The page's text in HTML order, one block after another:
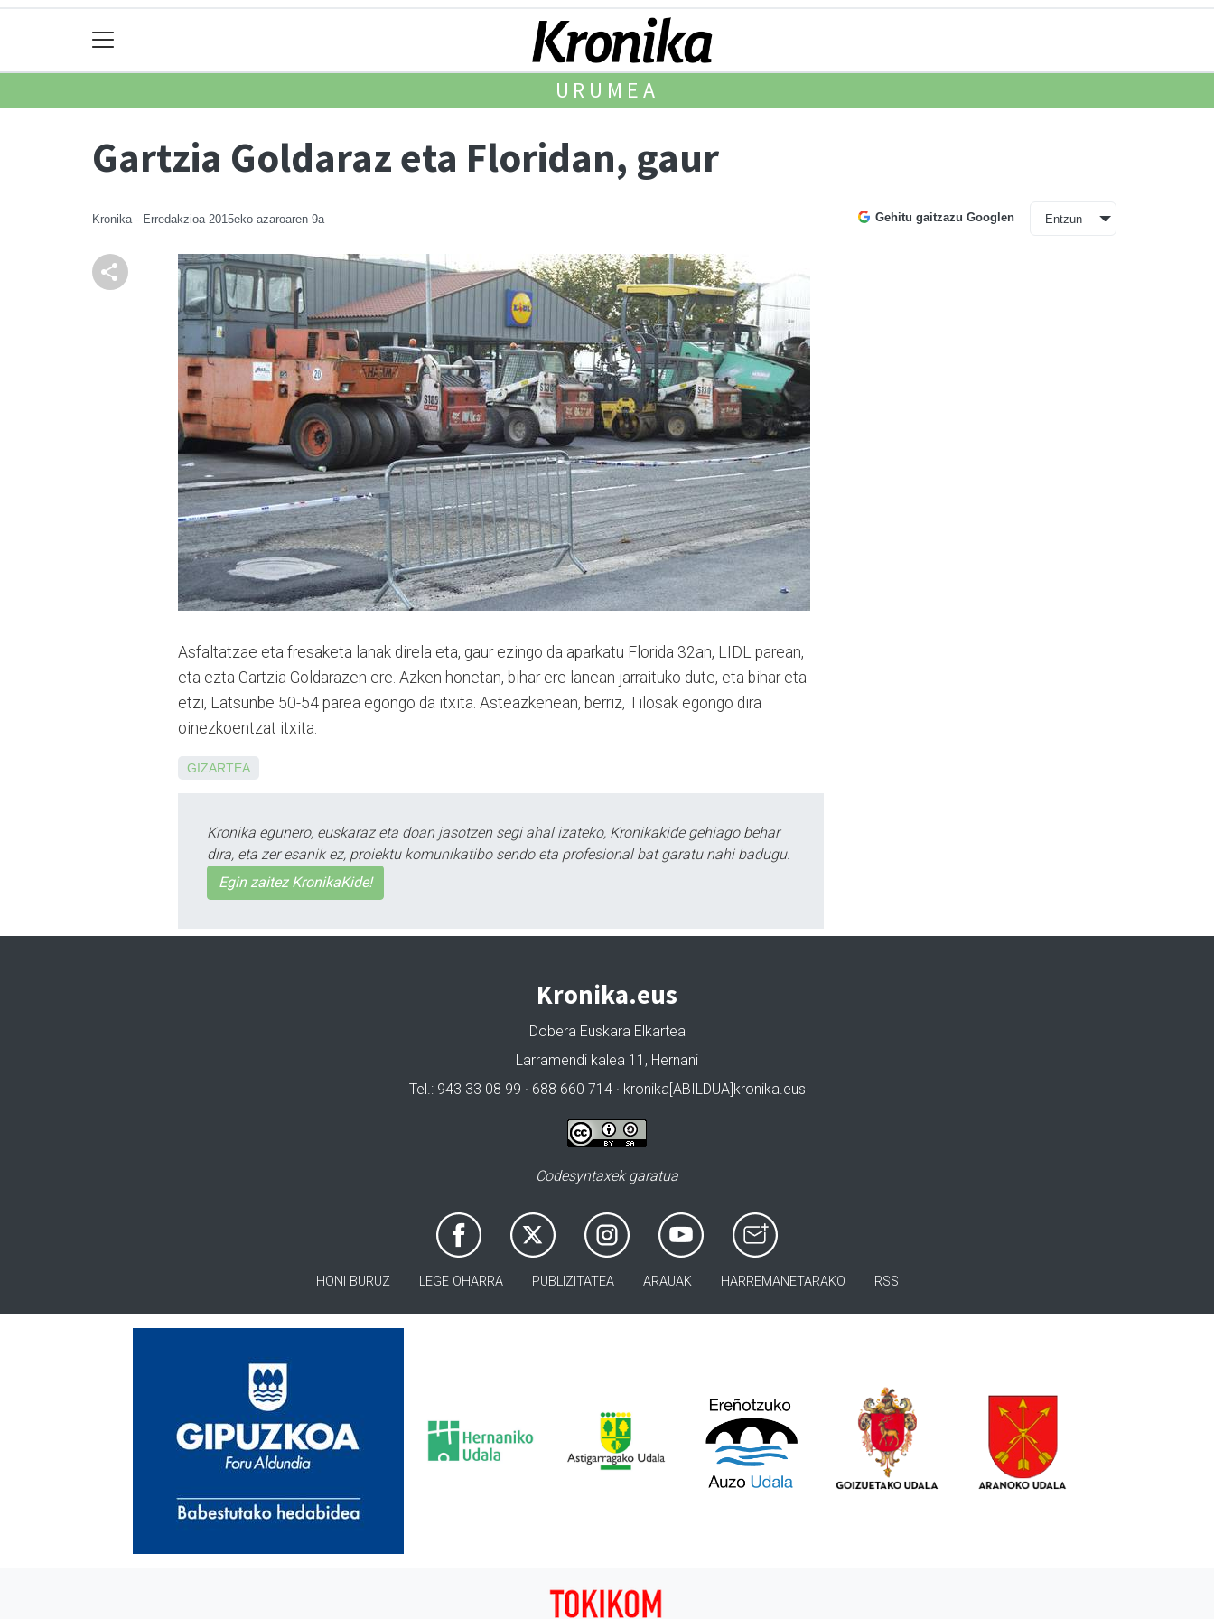
URUMEA
Gartzia Goldaraz eta Floridan, gaur
Kronika - Erredakzioa 2015eko azaroaren 9a Gehitu gaitzazu Googlen Entzun
Asfaltatzae eta fresaketa lanak direla eta, gaur ezingo da aparkatu Florida 32an, LIDL parean,
eta ezta Gartzia Goldarazen ere. Azken honetan, bihar ere lanean jarraituko dute, eta bi­har eta
etzi, Latsunbe 50-54 parea egongo da itxita. Asteaz­kenean, berriz, Tilosak egongo dira
oinezkoentzat itxita.
GIZARTEA
Kronika egunero, euskaraz eta doan jasotzen segi ahal izateko, Kronikakide gehiago behar
dira, eta zer esanik ez, proiektu komunikatibo sendo eta profesional bat garatu nahi badugu.
Egin zaitez KronikaKide!
Kronika.eus
Dobera Euskara Elkartea
Larramendi kalea 11, Hernani
Tel.: 943 33 08 99 · 688 660 714 · kronika[ABILDUA]kronika.eus
Codesyntaxek garatua
HONI BURUZ LEGE OHARRA PUBLIZITATEA ARAUAK HARREMANETARAKO RSS